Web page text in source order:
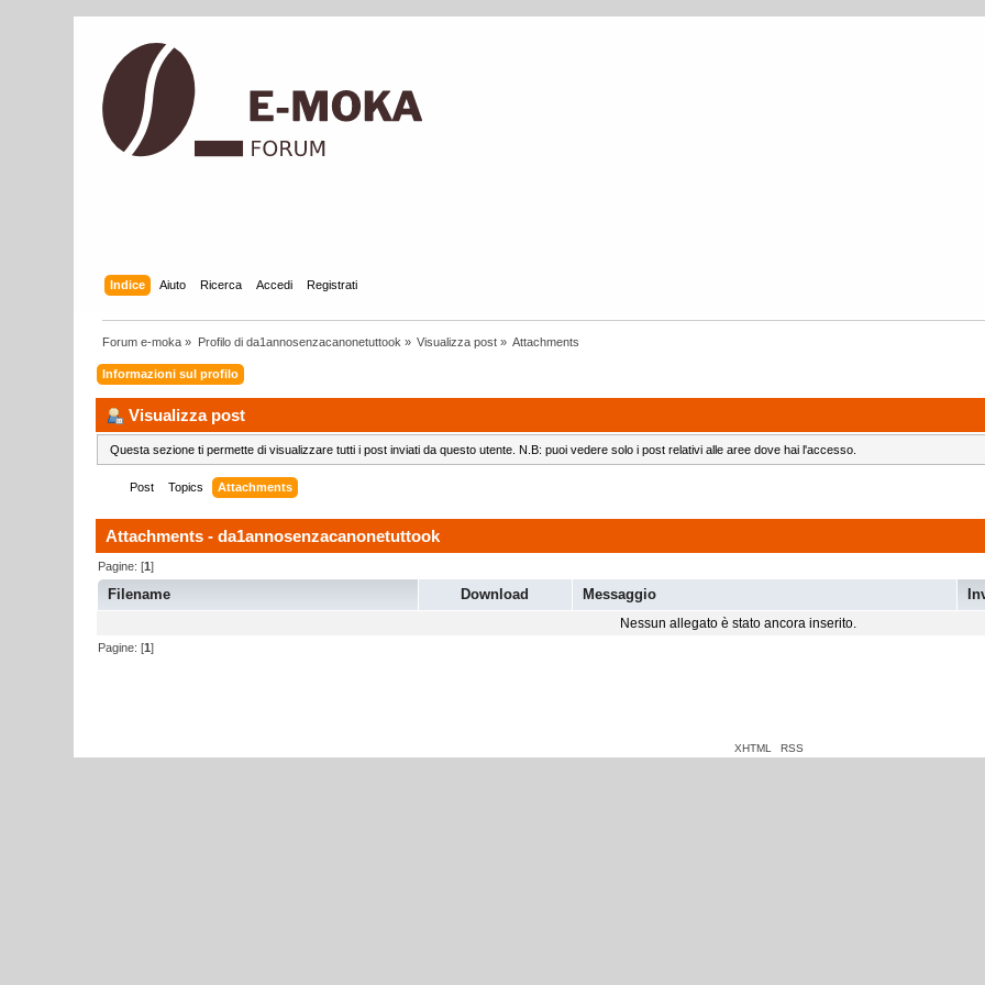
Indice Aiuto Ricerca Accedi Registrati
Forum e-moka » Profilo di da1annosenzacanonetuttook » Visualizza post » Attachments
Informazioni sul profilo
Visualizza post
Questa sezione ti permette di visualizzare tutti i post inviati da questo utente. N.B: puoi vedere solo i post relativi alle aree dove hai l'accesso.
Post Topics Attachments
Attachments - da1annosenzacanonetuttook
Pagine: [1]
Filename Download Messaggio
Nessun allegato è stato ancora inserito.
Pagine: [1]
XHTML RSS